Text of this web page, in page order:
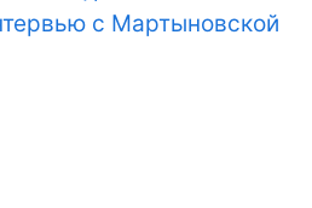
с Мартыновской